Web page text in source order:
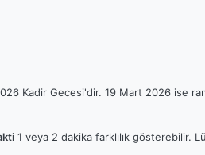
Kadir Gecesi'dir. 19 Mart 2026 ise
1 veya 2 dakika farklılık gösterebilir.